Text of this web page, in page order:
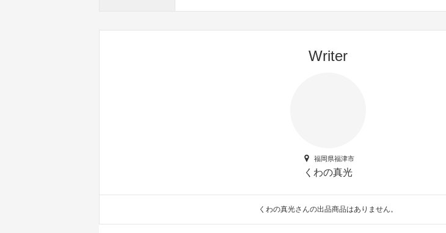
Writer
福岡県福津市
くわの真光
くわの真光さんの出品商品はありません。